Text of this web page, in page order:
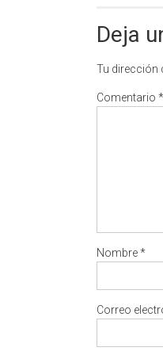
Deja
Tu dirección
Comentario *
Nombre*
Correo